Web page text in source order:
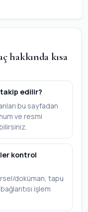
hakkında kısa
takip edilir?
bu sayfadan
ve resmi
kontrol
doküman, tapu
işlem